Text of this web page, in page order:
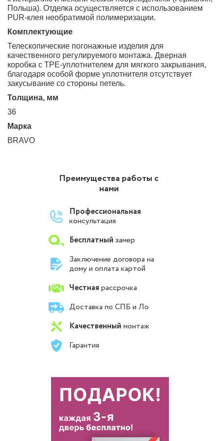
Польша). Отделка осуществляется с использованием
PUR-клея необратимой полимеризации.
Комплектующие
Телескопические погонажные изделия для
качественного регулируемого монтажа. Дверная
коробка с TPE-уплотнителем для мягкого закрывания,
благодаря особой форме уплотнителя отсутствует
закусывание со стороны петель.
Толщина, мм
36
Марка
BRAVO
Преимущества работы с
нами
Профессиональная
консультация
Бесплатный замер
Заключение договора на
дому и оплата картой
Честная рассрочка
Доставка по СПБ и Ло
Качественный монтаж
Гарантия